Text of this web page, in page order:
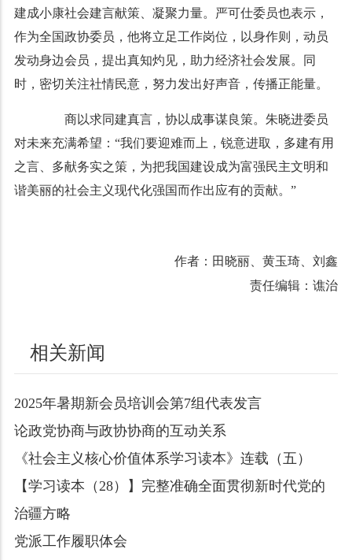
建成小康社会建言献策、凝聚力量。严可仕委员也表示，
作为全国政协委员，他将立足工作岗位，以身作则，动员
发动身边会员，提出真知灼见，助力经济社会发展。同
时，密切关注社情民意，努力发出好声音，传播正能量。
商以求同建真言，协以成事谋良策。朱晓进委员
对未来充满希望：“我们要迎难而上，锐意进取，多建有用
之言、多献务实之策，为把我国建设成为富强民主文明和
谐美丽的社会主义现代化强国而作出应有的贡献。”
作者：田晓丽、黄玉琦、刘鑫
责任编辑：谯治
相关新闻
2025年暑期新会员培训会第7组代表发言
论政党协商与政协协商的互动关系
《社会主义核心价值体系学习读本》连载（五）
【学习读本（28）】完整准确全面贯彻新时代党的
治疆方略
党派工作履职体会